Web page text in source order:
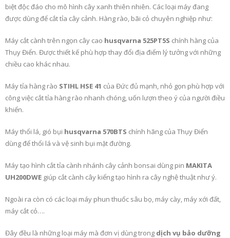
biệt độc đáo cho mô hình cây xanh thiên nhiên. Các loại máy đang
được dùng để cắt tỉa cây cảnh. Hàng rào, bãi cỏ chuyên nghiệp như:
Máy cắt cành trên ngọn cây cao husqvarna 525PT5S chính hàng của
Thụy Điển. Được thiết kế phù hợp thay đổi địa điểm lý tưởng với những
chiều cao khác nhau.
Máy tỉa hàng rào STIHL HSE 41 của Đức đủ mạnh, nhỏ gọn phù hợp với
công việc cắt tỉa hàng rào nhanh chóng, uốn lượn theo ý của người điều
khiển.
Máy thổi lá, gió bụi husqvarna 570BTS chính hãng của Thụy Điển
dùng để thổi lá và vệ sinh bụi mặt đường.
Máy tạo hình cắt tỉa cành nhánh cây cảnh bonsai dùng pin MAKITA
UH200DWE giúp cắt cành cây kiểng tạo hình ra cây nghệ thuật như ý.
Ngoài ra còn có các loại máy phun thuốc sâu bọ, máy cày, máy xới đất,
máy cắt cỏ….
Đây đều là những loại máy mà đơn vị dùng trong dịch vụ bảo dưỡng